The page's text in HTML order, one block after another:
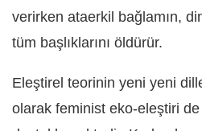
verirken ataerkil bağlamın,
tüm başlıklarını öldürür.
Eleştirel teorinin yeni yeni
olarak feminist eko-eleştiri de